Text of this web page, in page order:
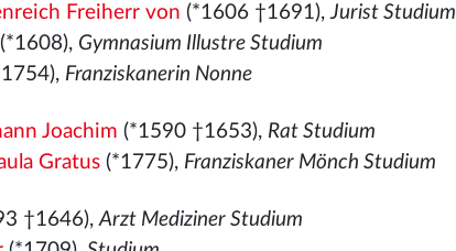
Freiherr von (*1606 †1691),Jurist Studium
(*1608), Gymnasium Illustre Studium
Franziskanerin Nonne
Joachim (*1590 †1653), Rat Studium
Gratus (*1775), Franziskaner Mönch Studium
†1646),Arzt Mediziner Studium